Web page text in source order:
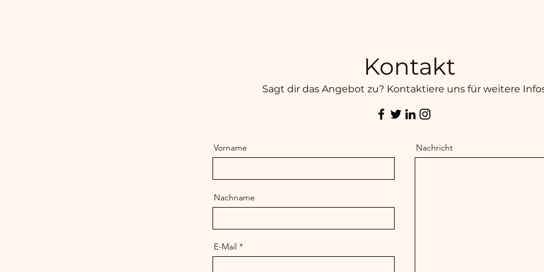
Kontakt
Sagt dir das Angebot zu? Kontaktiere uns für weitere
Vorname
Nachname
E-Mail
Nachricht